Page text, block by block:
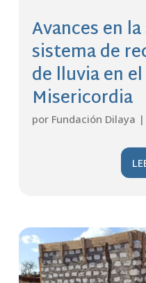
Avances en
sistema de
de lluvia en
Misericordia
por Fundación Dilaya |